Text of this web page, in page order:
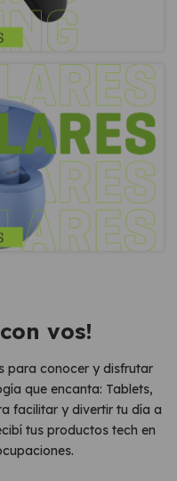
vos!
para conocer y disfrutar
que encanta: Tablets,
facilitar y divertir tu día a
tus productos tech en